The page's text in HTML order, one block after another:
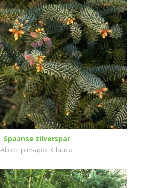
Spaanse zilverspar
Abies pinsapo 'Glauca'